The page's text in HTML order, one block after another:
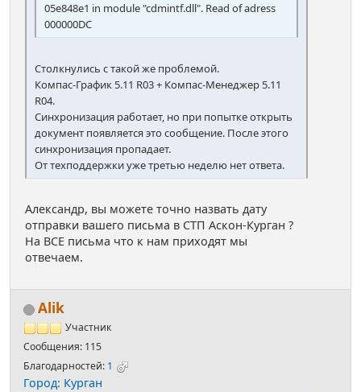
05e848e1 in module "cdmintf.dll". Read of adress
000000DC
Столкнулись с такой же проблемой.
Компас-График 5.11 R03 + Компас-Менеджер 5.11
R04.
Синхронизация работает, но при попытке открыть
документ появляется это сообщение. После этого
синхронизация пропадает.
От техподдержки уже третью неделю нет ответа.
Александр, вы можете точно назвать дату
отправки вашего письма в СТП Аскон-Курган ?
На ВСЕ письма что к нам приходят мы
отвечаем.
Alik
Участник
Сообщения: 115
Благодарностей: 1
Город: Курган